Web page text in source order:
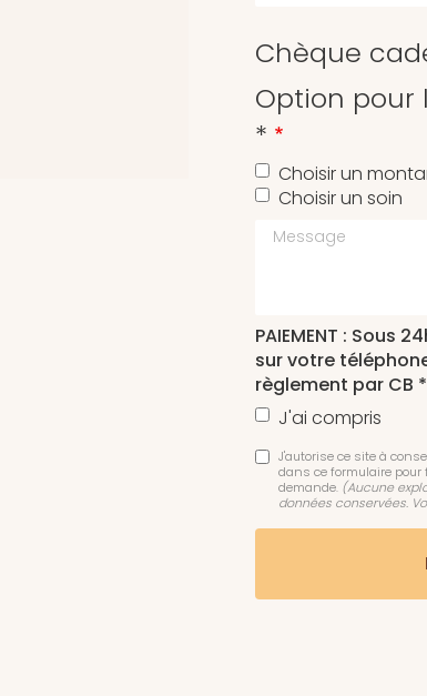
Chèque
Option pour
*
Choisir un
Choisir un soin
Message
PAIEMENT : Sous
sur votre
règlement par CB *
J'ai compris
J'autorise ce site à
dans ce formulaire
demande. (Aucune
données conservées.